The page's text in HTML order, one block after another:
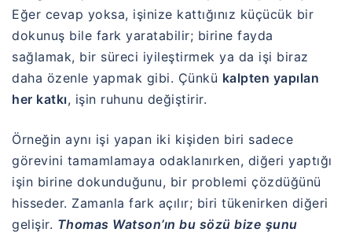
Eğer cevap yoksa, işinize kattığınız küçücük bir
dokunuş bile fark yaratabilir; birine fayda
sağlamak, bir süreci iyileştirmek ya da işi biraz
daha özenle yapmak gibi. Çünkü kalpten yapılan
her katkı, işin ruhunu değiştirir.
Örneğin aynı işi yapan iki kişiden biri sadece
görevini tamamlamaya odaklanırken, diğeri yaptığı
işin birine dokunduğunu, bir problemi çözdüğünü
hisseder. Zamanla fark açılır; biri tükenirken diğeri
gelişir. Thomas Watson’ın bu sözü bize şunu